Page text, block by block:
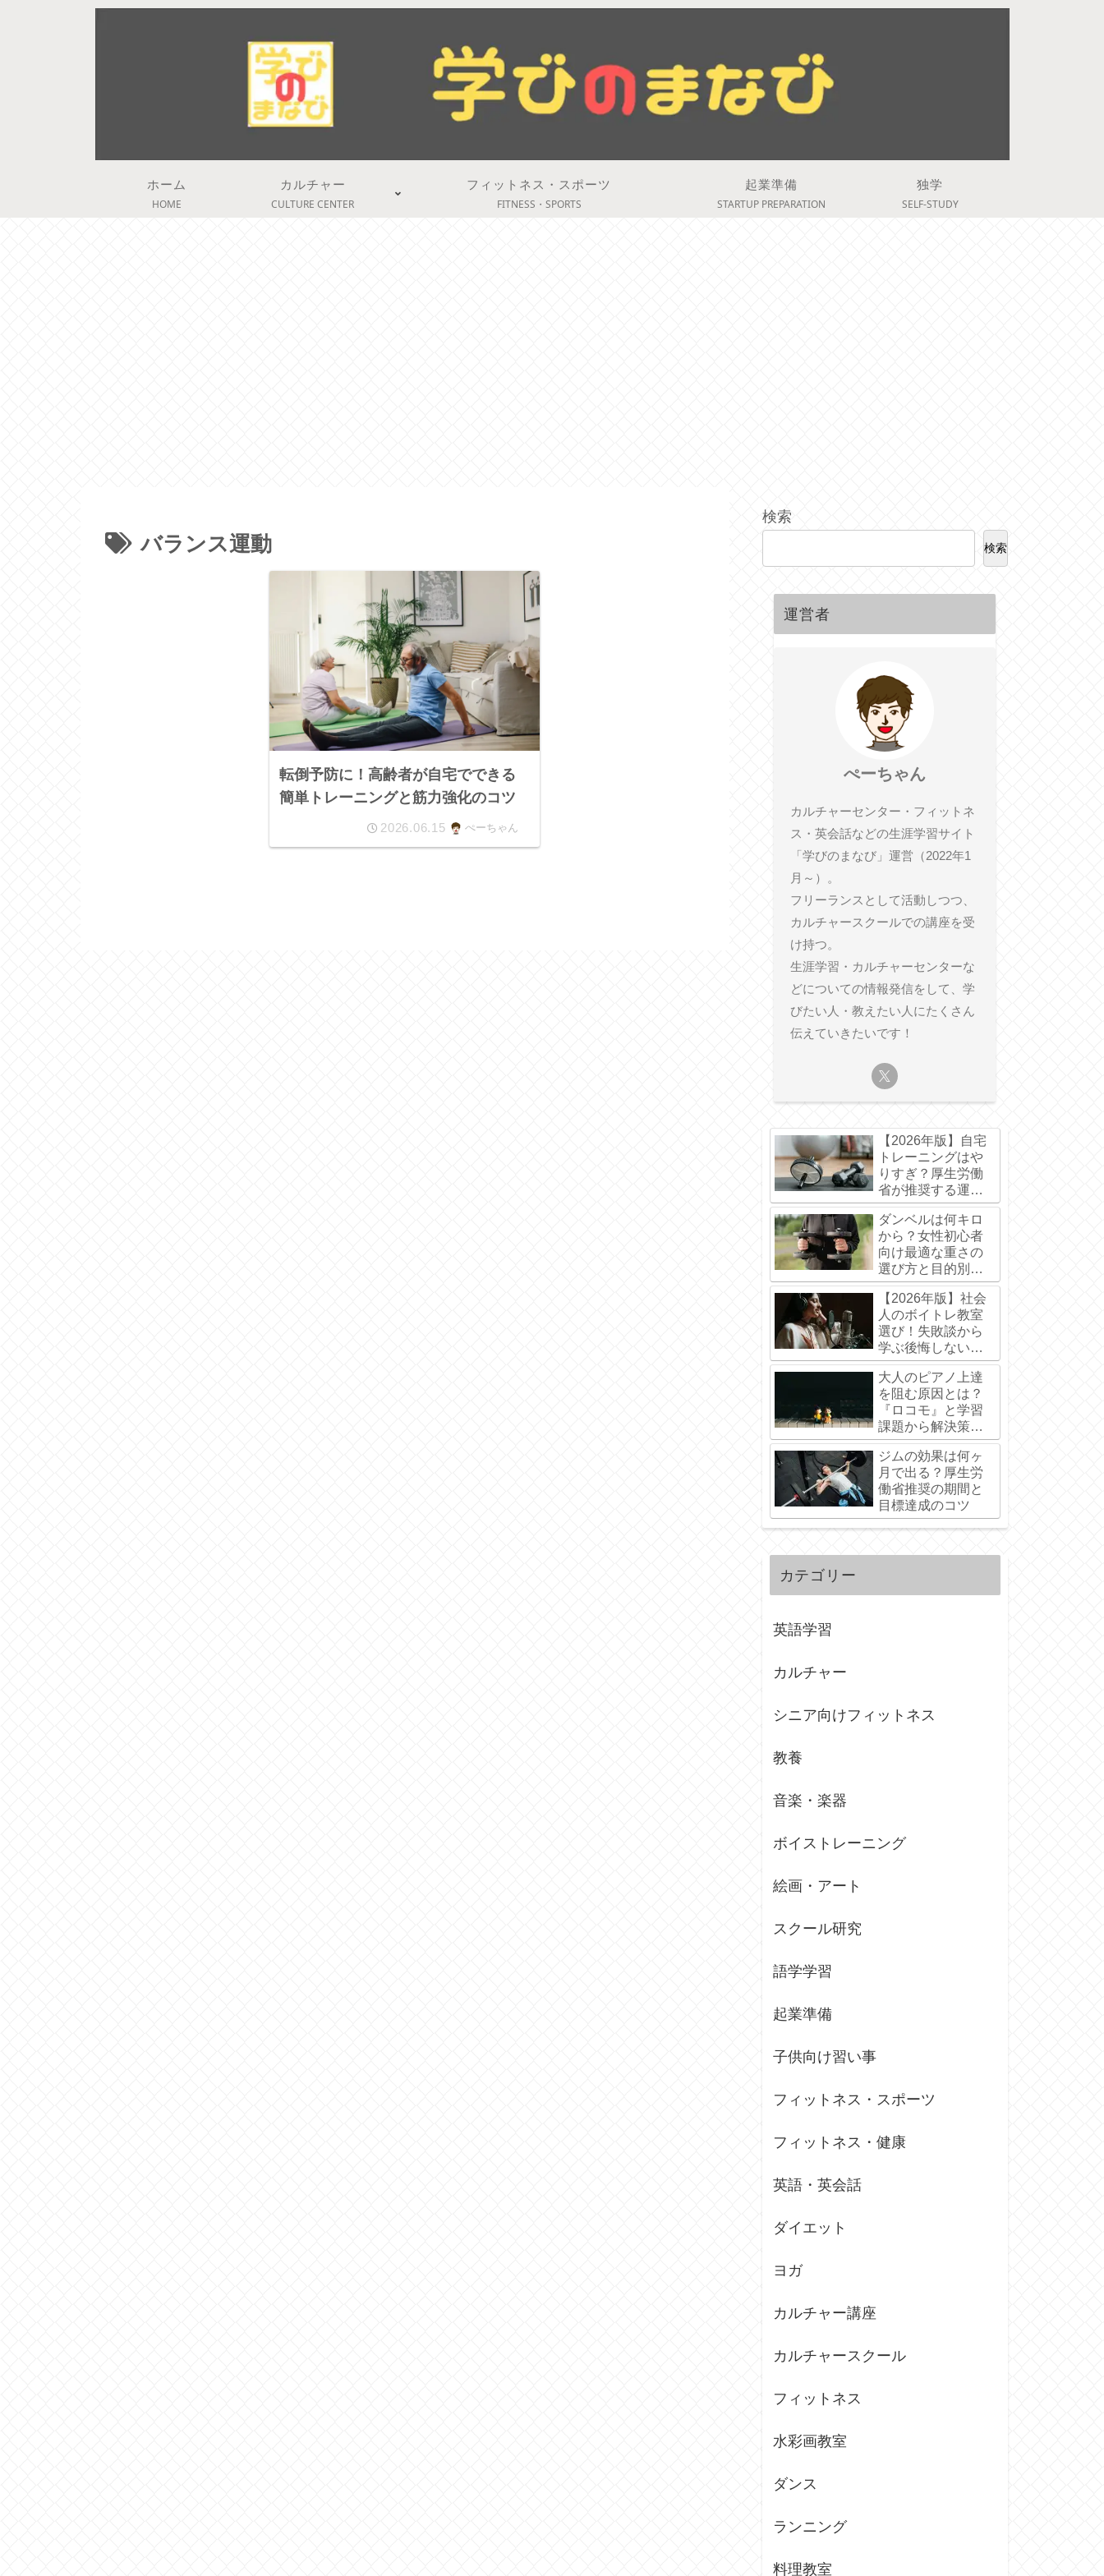
ホーム
HOME
カルチャー
CULTURE CENTER
フィットネス・スポーツ
FITNESS・SPORTS
起業準備
STARTUP PREPARATION
独学
SELF-STUDY
バランス運動
転倒予防に！高齢者が自宅でできる
簡単トレーニングと筋力強化のコツ
2026.06.15 ぺーちゃん
検索
検索
運営者
ぺーちゃん
カルチャーセンター・フィットネ
ス・英会話などの生涯学習サイト
「学びのまなび」運営（2022年1
月～）。
フリーランスとして活動しつつ、
カルチャースクールでの講座を受
け持つ。
生涯学習・カルチャーセンターな
どについての情報発信をして、学
びたい人・教えたい人にたくさん
伝えていきたいです！
【2026年版】自宅
トレーニングはや
りすぎ？厚生労働
省が推奨する運動
基準と効果的な休
養法
ダンベルは何キロ
から？女性初心者
向け最適な重さの
選び方と目的別目
安
【2026年版】社会
人のボイトレ教室
選び！失敗談から
学ぶ後悔しないポ
イント
大人のピアノ上達
を阻む原因とは？
『ロコモ』と学習
課題から解決策を
プロが解説
ジムの効果は何ヶ
月で出る？厚生労
働省推奨の期間と
目標達成のコツ
カテゴリー
英語学習
カルチャー
シニア向けフィットネス
教養
音楽・楽器
ボイストレーニング
絵画・アート
スクール研究
語学学習
起業準備
子供向け習い事
フィットネス・スポーツ
フィットネス・健康
英語・英会話
ダイエット
ヨガ
カルチャー講座
カルチャースクール
フィットネス
水彩画教室
ダンス
ランニング
料理教室